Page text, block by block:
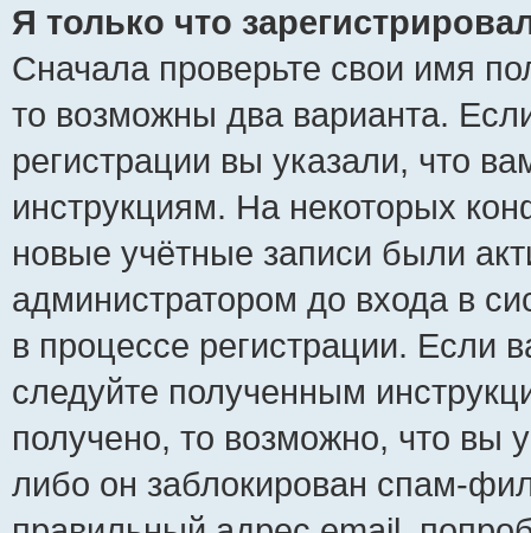
Я только что
Сначала проверьте свои имя
то возможны два варианта.
регистрации вы указали, что
инструкциям. На некоторых
новые учётные записи были
администратором до входа в
в процессе регистрации.
следуйте полученным
получено, то возможно, что вы
либо он заблокирован спам-